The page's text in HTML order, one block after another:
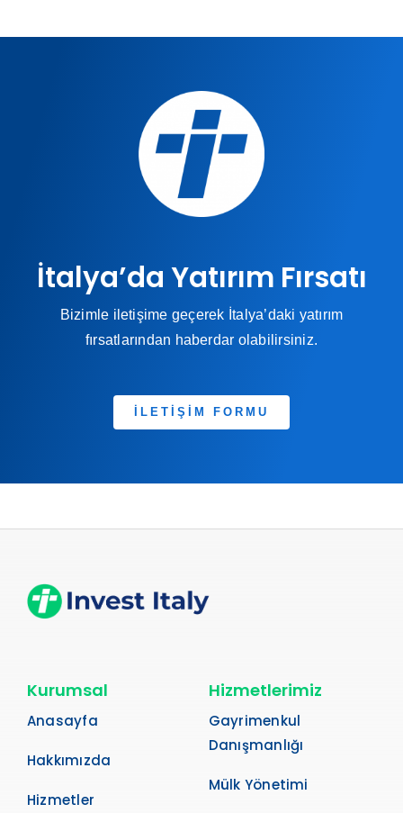
İtalya’da Yatırım Fırsatı
Bizimle iletişime geçerek İtalya’daki yatırım
fırsatlarından haberdar olabilirsiniz.
İLETİŞİM FORMU
Kurumsal
Anasayfa
Hakkımızda
Hizmetler
Hizmetlerimiz
Gayrimenkul
Danışmanlığı
Mülk Yönetimi